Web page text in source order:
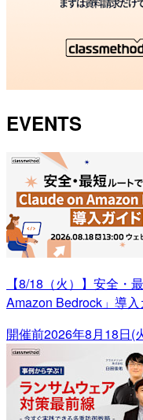
EVENTS
【8/18（火）】安全・
Amazon Bedrock」導入
開催前2026年8月18日(